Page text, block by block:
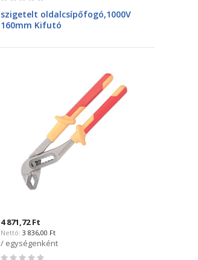
szigetelt oldalcsípőfogó,1000V
160mm Kifutó
4 871,72 Ft
3 836,00 Ft
/ egységenként
Rating: